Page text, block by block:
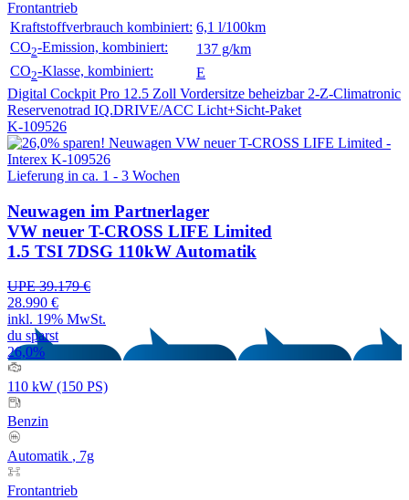
Frontantrieb
Kraftstoffverbrauch kombiniert: 6,1 l/100km
CO2-Emission, kombiniert:
137 g/km
CO2-Klasse, kombiniert:
E
Digital Cockpit Pro 12.5 Zoll Vordersitze beheizbar 2-Z-Climatronic
Reservenotrad IQ.DRIVE/ACC Licht+Sicht-Paket
K-109526
Lieferung in ca. 1 - 3 Wochen
Neuwagen im Partnerlager
VW neuer T-CROSS LIFE Limited
1.5 TSI 7DSG 110kW Automatik
UPE 39.179 €
28.990 €
inkl. 19% MwSt.
du sparst
26,0%
110 kW (150 PS)
Benzin
Automatik , 7g
Frontantrieb